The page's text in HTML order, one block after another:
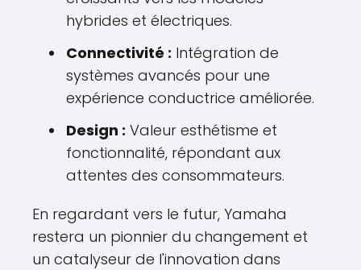
hybrides et électriques.
Connectivité : Intégration de
systèmes avancés pour une
expérience conductrice améliorée.
Design : Valeur esthétisme et
fonctionnalité, répondant aux
attentes des consommateurs.
En regardant vers le futur, Yamaha
restera un pionnier du changement et
un catalyseur de l'innovation dans